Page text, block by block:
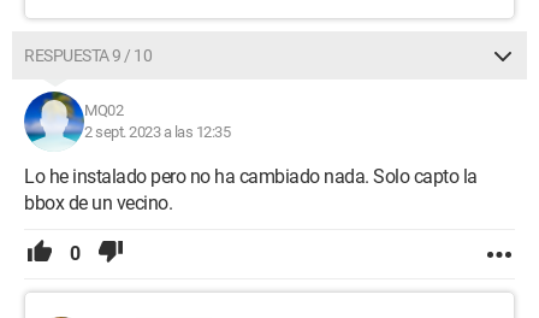
RESPUESTA 9 / 10
MQ02
2 sept. 2023 a las 12:35
Lo he instalado pero no ha cambiado nada. Solo capto la
bbox de un vecino.
0